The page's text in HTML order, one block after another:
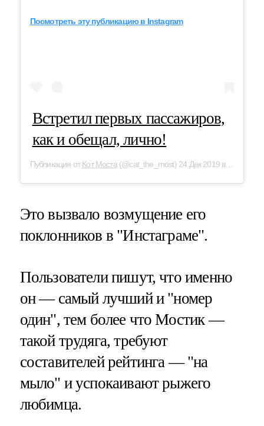
Посмотреть эту публикацию в Instagram
Встретил первых пассажиров,
как и обещал, лично!
Публикация отКот Моста(@cat_the_most) 24 Дек 2019 в 4:18 PST
Это вызвало возмущение его
поклонников в "Инстаграме".
Пользователи пишут, что именно
он — самый лучший и "номер
один", тем более что Мостик —
такой трудяга, требуют
составителей рейтинга — "на
мыло" и успокаивают рыжего
любимца.